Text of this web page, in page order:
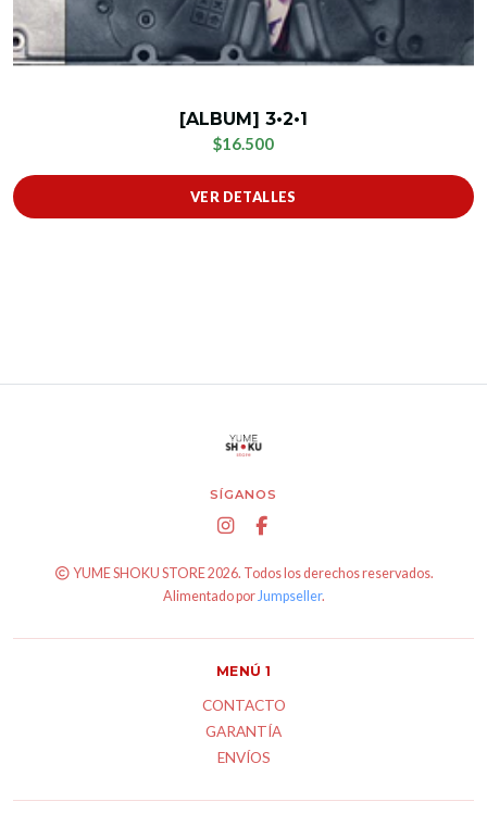
[ALBUM] 3•2•1
$16.500
VER DETALLES
SÍGANOS
YUME SHOKU STORE 2026. Todos los derechos reservados.
Alimentado porJumpseller.
MENÚ 1
CONTACTO
GARANTÍA
ENVÍOS